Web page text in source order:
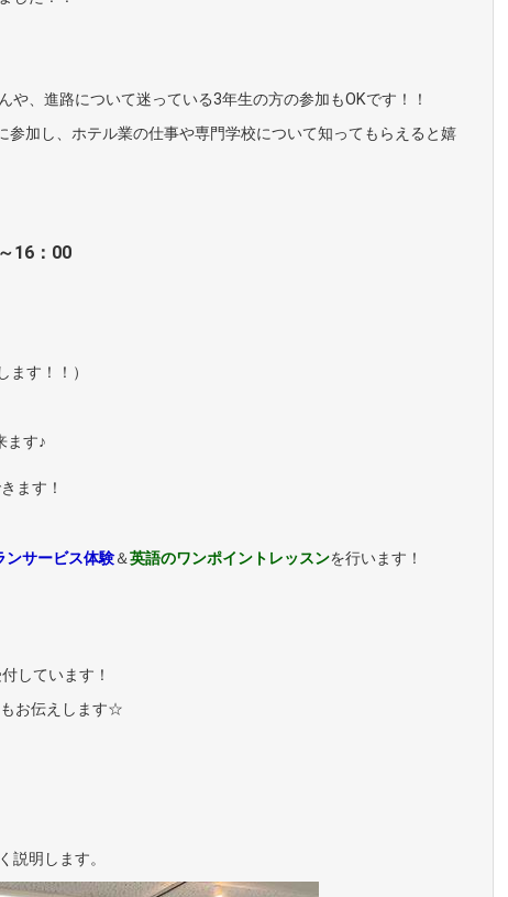
、進路について迷っている3年生の方の参加もOKです！！
加し、ホテル業の仕事や専門学校について知ってもらえると嬉
16：00
す！！）
す♪
きます！
ンサービス体験＆英語のワンポイントレッスンを行います！
しています！
お伝えします☆
説明します。